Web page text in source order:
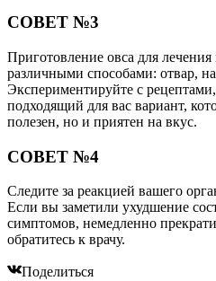
СОВЕТ №3
Приготовление овса для
различными способами: отвар,
Экспериментируйте с
подходящий для вас вариант,
полезен, но и приятен на вкус.
СОВЕТ №4
Следите за реакцией вашего
Если вы заметили ухудшение
симптомов, немедленно
обратитесь к врачу.
Поделиться